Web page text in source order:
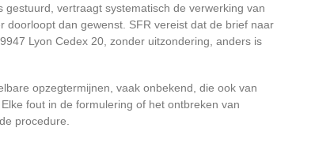
vertraagt systematisch de verwerking van
dan gewenst. SFR vereist dat de brief naar
Lyon Cedex 20, zonder uitzondering, anders is
opzegtermijnen, vaak onbekend, die ook van
fout in de formulering of het ontbreken van
procedure.